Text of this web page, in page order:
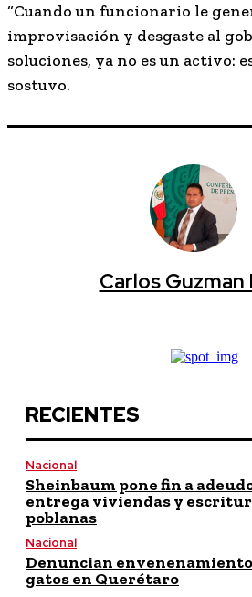
“Cuando un funcionario le
improvisación y desgaste al
soluciones, ya no es un activo:
sostuvo.
Carlos Guzman
RECIENTES
Nacional
Sheinbaum pone fin a
entrega viviendas y
poblanas
Nacional
Denuncian
gatos en Querétaro